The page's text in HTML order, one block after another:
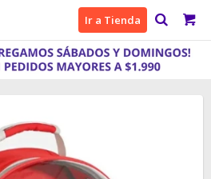
Ir a Tienda